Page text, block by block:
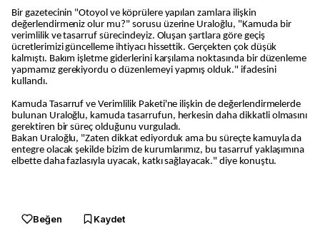
Bir gazetecinin "Otoyol ve köprülere yapılan zamlara ilişkin
değerlendirmeniz olur mu?" sorusu üzerine Uraloğlu, "Kamuda bir
verimlilik ve tasarruf sürecindeyiz. Oluşan şartlara göre geçiş
ücretlerimizi güncelleme ihtiyacı hissettik. Gerçekten çok düşük
kalmıştı. Bakım işletme giderlerini karşılama noktasında bir düzenleme
yapmamız gerekiyordu o düzenlemeyi yapmış olduk." ifadesini
kullandı.
Kamuda Tasarruf ve Verimlilik Paketi'ne ilişkin de değerlendirmelerde
bulunan Uraloğlu, kamuda tasarrufun, herkesin daha dikkatli olmasını
gerektiren bir süreç olduğunu vurguladı.
Bakan Uraloğlu, "Zaten dikkat ediyorduk ama bu süreçte kamuyla da
entegre olacak şekilde bizim de kurumlarımız, bu tasarruf yaklaşımına
elbette daha fazlasıyla uyacak, katkı sağlayacak." diye konuştu.
Beğen Kaydet